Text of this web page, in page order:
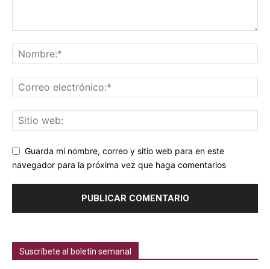
Guarda mi nombre, correo y sitio web para en este
navegador para la próxima vez que haga comentarios
Suscríbete al boletín semanal